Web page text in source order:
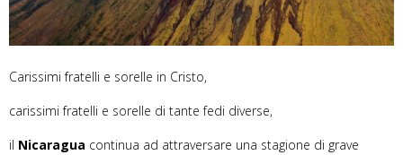
Carissimi fratelli e sorelle in Cristo,
carissimi fratelli e sorelle di tante fedi diverse,
il Nicaragua continua ad attraversare una stagione di grave